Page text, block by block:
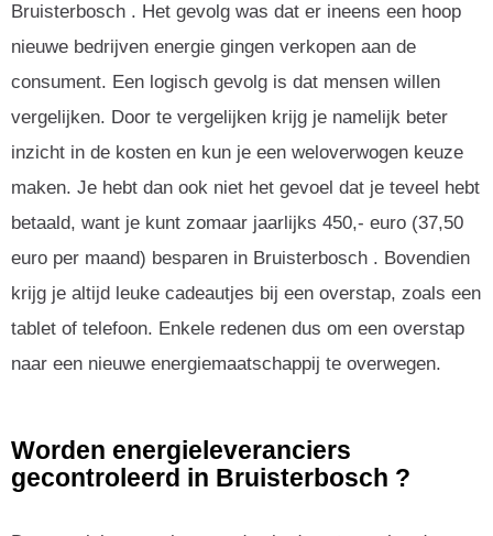
Bruisterbosch . Het gevolg was dat er ineens een hoop
nieuwe bedrijven energie gingen verkopen aan de
consument. Een logisch gevolg is dat mensen willen
vergelijken. Door te vergelijken krijg je namelijk beter
inzicht in de kosten en kun je een weloverwogen keuze
maken. Je hebt dan ook niet het gevoel dat je teveel hebt
betaald, want je kunt zomaar jaarlijks 450,- euro (37,50
euro per maand) besparen in Bruisterbosch . Bovendien
krijg je altijd leuke cadeautjes bij een overstap, zoals een
tablet of telefoon. Enkele redenen dus om een overstap
naar een nieuwe energiemaatschappij te overwegen.
Worden energieleveranciers
gecontroleerd in Bruisterbosch ?